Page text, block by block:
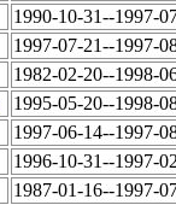
1990-10-31--1997-
1997-07-21--1997-
1982-02-20--1998-
1995-05-20--1998-
1997-06-14--1997-
1996-10-31--1997-
1987-01-16--1997-